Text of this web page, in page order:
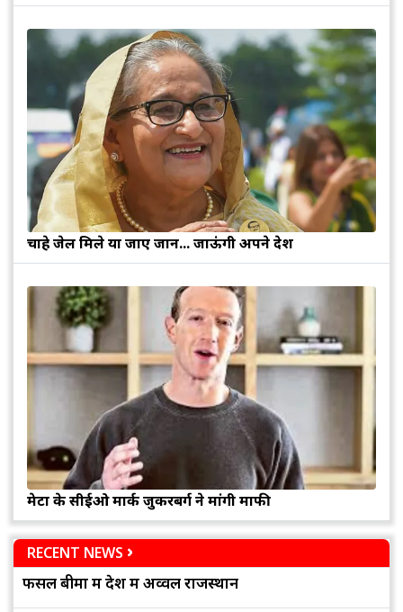
चाहे जेल मिले या जाए जान... जाऊंगी अपने देश
मेटा के सीईओ मार्क जुकरबर्ग ने मांगी माफी
RECENT NEWS
फसल बीमा में देश में अव्वल राजस्थान